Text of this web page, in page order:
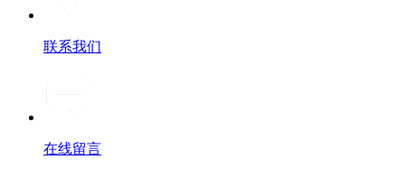
联系我们
在线留言